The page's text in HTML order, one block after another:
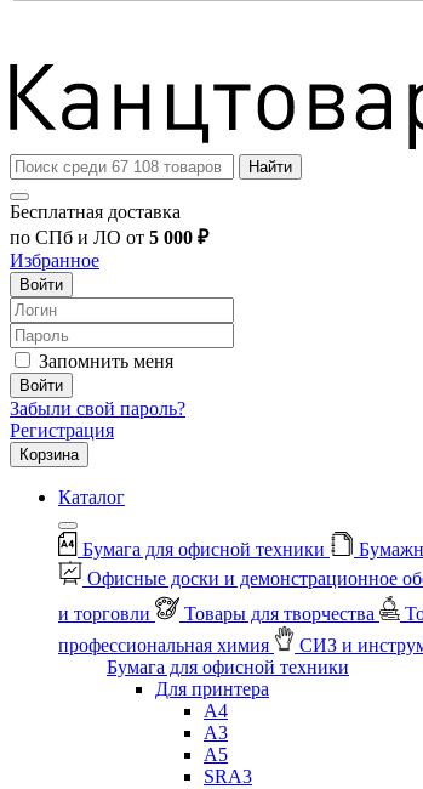
Найти
Бесплатная доставка
по СПб и ЛО от 5 000 ₽
Избранное
Войти
Запомнить меня
Войти
Забыли свой пароль?
Регистрация
Корзина
Каталог
Бумага для офисной техники
Офисные доски и демонстрационное
и торговли
Товары для творчества
профессиональная химия
СИЗ и
Бумага для офисной техники
Для принтера
А4
А3
А5
SRA3